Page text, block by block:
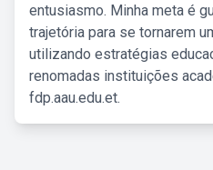
entusiasmo. Minha meta é
trajetória para se tornarem
utilizando estratégias
renomadas instituições
fdp.aau.edu.et.